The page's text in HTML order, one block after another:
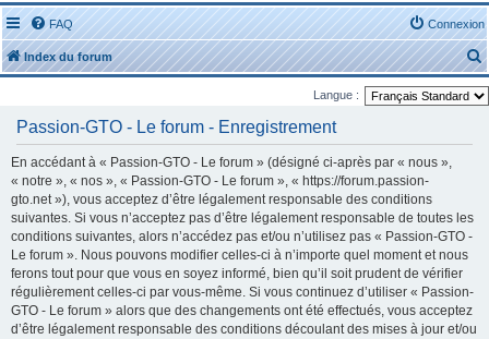
FAQ Connexion
Index du forum
e
c
Langue :
Passion-GTO - Le forum - Enregistrement
En accédant à « Passion-GTO - Le forum » (désigné ci-après par « nous »,
« notre », « nos », « Passion-GTO - Le forum », « https://forum.passion-
gto.net »), vous acceptez d’être légalement responsable des conditions
suivantes. Si vous n’acceptez pas d’être légalement responsable de toutes les
conditions suivantes, alors n’accédez pas et/ou n’utilisez pas « Passion-GTO -
Le forum ». Nous pouvons modifier celles-ci à n’importe quel moment et nous
ferons tout pour que vous en soyez informé, bien qu’il soit prudent de vérifier
régulièrement celles-ci par vous-même. Si vous continuez d’utiliser « Passion-
GTO - Le forum » alors que des changements ont été effectués, vous acceptez
d’être légalement responsable des conditions découlant des mises à jour et/ou